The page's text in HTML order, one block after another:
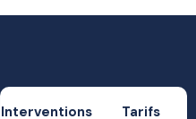
Interventions
Tarifs